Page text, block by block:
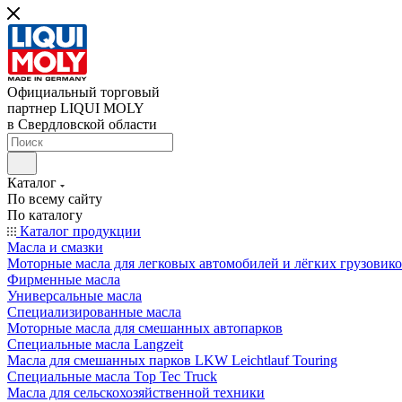
Официальный торговый
партнер LIQUI MOLY
в Свердловской области
Каталог
По всему сайту
По каталогу
Каталог продукции
Масла и смазки
Моторные масла для легковых автомобилей и лёгких
Фирменные масла
Универсальные масла
Специализированные масла
Моторные масла для смешанных автопарков
Специальные масла Langzeit
Масла для смешанных парков LKW Leichtlauf Touring
Специальные масла Top Tec Truck
Масла для сельскохозяйственной техники